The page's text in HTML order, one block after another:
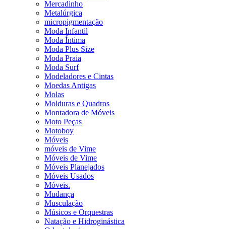
Mercadinho
Metalúrgica
micropigmentação
Moda Infantil
Moda Íntima
Moda Plus Size
Moda Praia
Moda Surf
Modeladores e Cintas
Moedas Antigas
Molas
Molduras e Quadros
Montadora de Móveis
Moto Peças
Motoboy
Móveis
móveis de Vime
Móveis de Vime
Móveis Planejados
Móveis Usados
Móveis.
Mudança
Musculação
Músicos e Orquestras
Natação e Hidroginástica